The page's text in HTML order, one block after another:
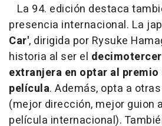
La 94. edición destaca
presencia internacional. La
Car', dirigida por Rysuke
historia al ser el
extranjera en optar al
película. Además, opta a
(mejor dirección, mejor guion
película internacional).